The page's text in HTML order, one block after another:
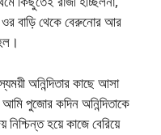
বাড়ি থেকে বেরুনোর আর
অনিন্দিতার কাছে আসা
পুজোর কদিন অনিন্দিতাকে
হয়ে কাজে বেরিয়ে